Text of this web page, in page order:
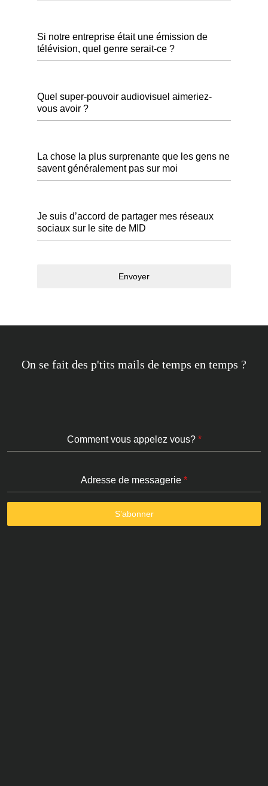
Si notre entreprise était une émission de
télévision, quel genre serait-ce ?
Quel super-pouvoir audiovisuel aimeriez-
vous avoir ?
La chose la plus surprenante que les gens ne
savent généralement pas sur moi
Je suis d’accord de partager mes réseaux
sociaux sur le site de MID
Envoyer
On se fait des p'tits mails de temps en temps ?
Comment vous appelez vous? *
Adresse de messagerie *
S’abonner